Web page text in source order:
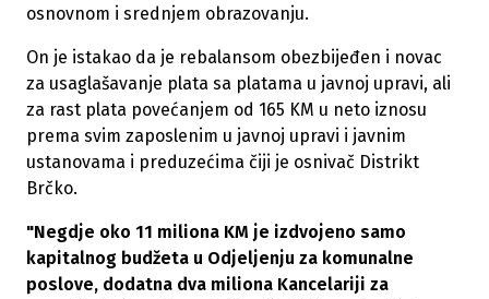
osnovnom i srednjem obrazovanju.
On je istakao da je rebalansom obezbijeđen i novac
za usaglašavanje plata sa platama u javnoj upravi, ali
za rast plata povećanjem od 165 KM u neto iznosu
prema svim zaposlenim u javnoj upravi i javnim
ustanovama i preduzećima čiji je osnivač Distrikt
Brčko.
"Negdje oko 11 miliona KM je izdvojeno samo
kapitalnog budžeta u Odjeljenju za komunalne
poslove, dodatna dva miliona Kancelariji za